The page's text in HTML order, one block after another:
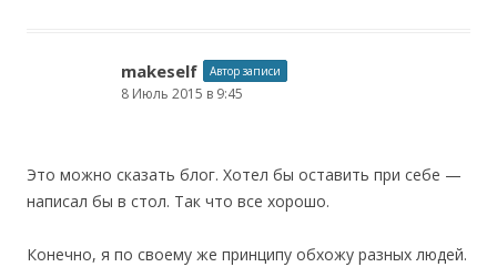
makeself Автор записи
8 Июль 2015 в 9:45
Это можно сказать блог. Хотел бы оставить при себе —
написал бы в стол. Так что все хорошо.
Конечно, я по своему же принципу обхожу разных людей.